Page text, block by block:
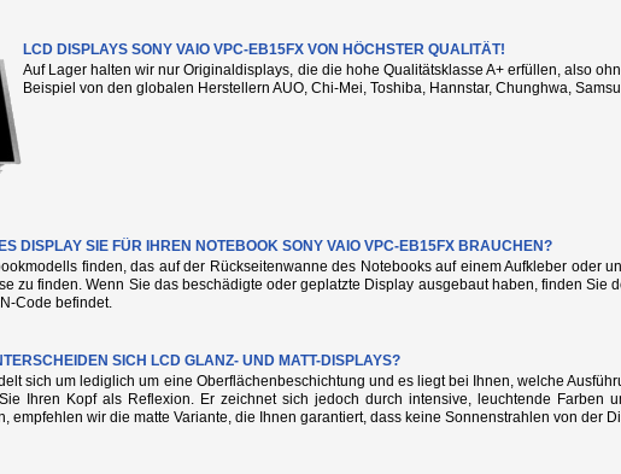
LCD DISPLAYS SONY VAIO VPC-EB15FX VON HÖCHSTER QUALITÄT!
Auf Lager halten wir nur Originaldisplays, die die hohe Qualitätsklasse A+ erfüllen, also
Beispiel von den globalen Herstellern AUO, Chi-Mei, Toshiba, Hannstar, Chunghwa,
DISPLAY SIE FÜR IHREN NOTEBOOK SONY VAIO VPC-EB15FX BRAUCHEN?
finden, das auf der Rückseitenwanne des Notebooks auf einem Aufkleber oder
zu finden. Wenn Sie das beschädigte oder geplatzte Display ausgebaut haben, finden Sie
Code befindet.
SICH LCD GLANZ- UND MATT-DISPLAYS?
sich um lediglich um eine Oberflächenbeschichtung und es liegt bei Ihnen, welche
Ihren Kopf als Reflexion. Er zeichnet sich jedoch durch intensive, leuchtende Farben
empfehlen wir die matte Variante, die Ihnen garantiert, dass keine Sonnenstrahlen von der